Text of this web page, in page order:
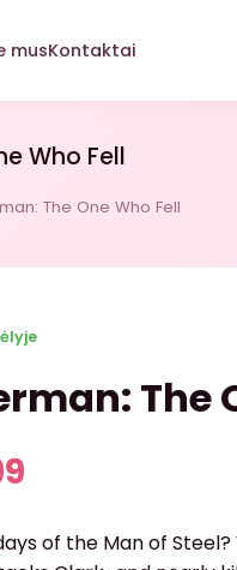
musKontaktai
Who Fell
The One Who Fell
The
of the Man of